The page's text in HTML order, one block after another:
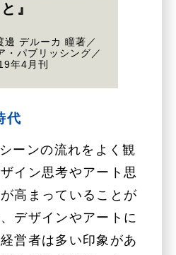
と』
邊 デルーカ 瞳著／
・パブリッシング／
年4月刊
代
ーンの流れをよく観
イン思考やアート思
高まっていることが
デザインやアートに
営者は多い印象があ